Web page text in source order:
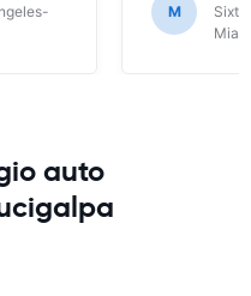
M
Sixt
auto